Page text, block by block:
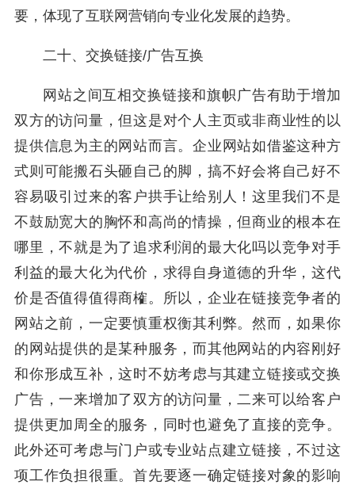
要，体现了互联网营销向专业化发展的趋势。
二十、交换链接/广告互换
网站之间互相交换链接和旗帜广告有助于增加
双方的访问量，但这是对个人主页或非商业性的以
提供信息为主的网站而言。企业网站如借鉴这种方
式则可能搬石头砸自己的脚，搞不好会将自己好不
容易吸引过来的客户拱手让给别人！这里我们不是
不鼓励宽大的胸怀和高尚的情操，但商业的根本在
哪里，不就是为了追求利润的最大化吗以竞争对手
利益的最大化为代价，求得自身道德的升华，这代
价是否值得值得商榷。所以，企业在链接竞争者的
网站之前，一定要慎重权衡其利弊。然而，如果你
的网站提供的是某种服务，而其他网站的内容刚好
和你形成互补，这时不妨考虑与其建立链接或交换
广告，一来增加了双方的访问量，二来可以给客户
提供更加周全的服务，同时也避免了直接的竞争。
此外还可考虑与门户或专业站点建立链接，不过这
项工作负担很重。首先要逐一确定链接对象的影响